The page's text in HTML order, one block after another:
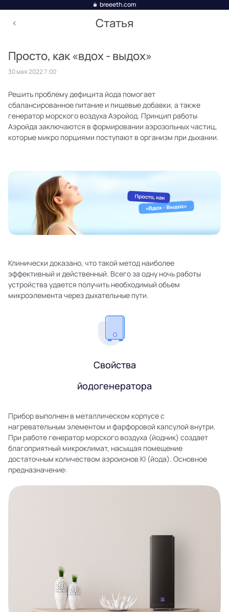
breeeth.com
Статья
Просто, как «вдох - выдох»
30 мая 2022 7:00
Решить проблему дефицита йода помогает
сбалансированное питание и пищевые добавки, а также
генератор морского воздуха Аэройод. Принцип работы
Аэройда заключаются в формировании аэрозольных частиц,
которые микро порциями поступают в организм при дыхании.
Клинически доказано, что такой метод наиболее
эффективный и действенный. Всего за одну ночь работы
устройства удается получить необходимый объем
микроэлемента через дыхательные пути.
Свойства
йодогенератора
Прибор выполнен в металлическом корпусе с
нагревательным элементом и фарфоровой капсулой внутри.
При работе генератор морского воздуха (йодник) создает
благоприятный микроклимат, насыщая помещение
достаточным количеством аэроионов KI (йода). Основное
предназначение: